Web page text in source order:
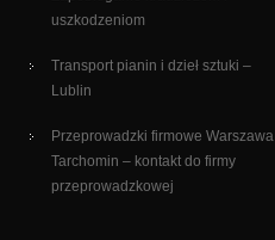
uszkodzeniom
Transport pianin i dzieł sztuki –
Lublin
Przeprowadzki firmowe Warszawa
Tarchomin – kontakt do firmy
przeprowadzkowej